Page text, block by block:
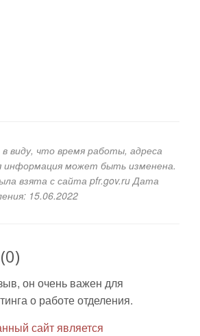
виду, что время работы, адреса
информация может быть изменена.
взята с сайта pfr.gov.ru Дата
15.06.2022
он очень важен для
о работе отделения.
сайт является